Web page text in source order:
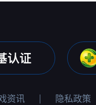
资讯
隐私政策